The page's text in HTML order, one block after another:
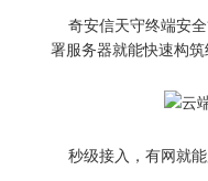
奇安信天守终端安全
署服务器就能快速构
秒级接入，有网就能